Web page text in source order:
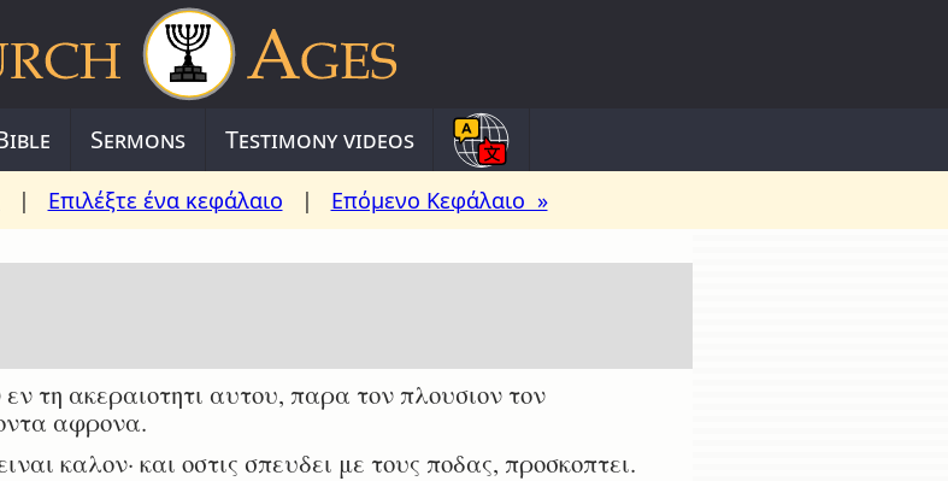
Sermons Testimony videos
| Επιλέξτε ένα κεφάλαιο | Επόμενο Κεφάλαιο »
τη ακεραιοτητι αυτου, παρα τον πλουσιον τον
αφρονα.
καλον· και οστις σπευδει με τους ποδας, προσκοπτει.